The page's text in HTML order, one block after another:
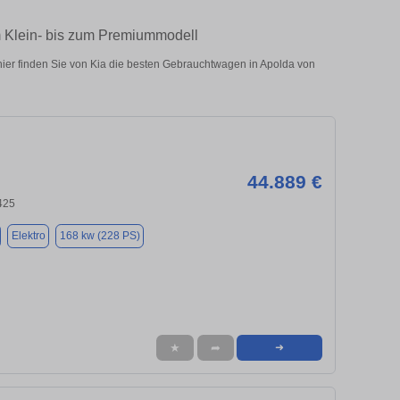
bis zum Premiummodell
finden Sie von Kia die besten Gebrauchtwagen in Apolda von
44.889 €
Elektro 168 kw (228 PS)
★ ➦ ➜